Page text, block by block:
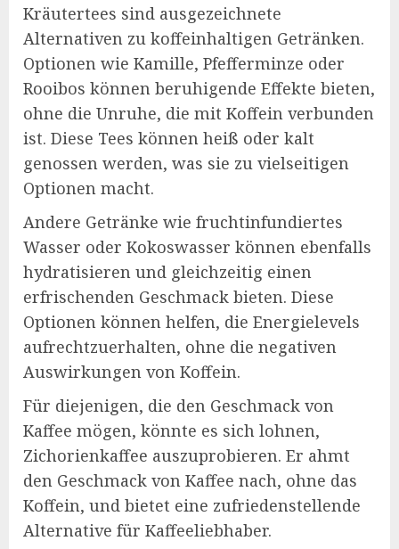
Kräutertees sind ausgezeichnete
Alternativen zu koffeinhaltigen Getränken.
Optionen wie Kamille, Pfefferminze oder
Rooibos können beruhigende Effekte bieten,
ohne die Unruhe, die mit Koffein verbunden
ist. Diese Tees können heiß oder kalt
genossen werden, was sie zu vielseitigen
Optionen macht.
Andere Getränke wie fruchtinfundiertes
Wasser oder Kokoswasser können ebenfalls
hydratisieren und gleichzeitig einen
erfrischenden Geschmack bieten. Diese
Optionen können helfen, die Energielevels
aufrechtzuerhalten, ohne die negativen
Auswirkungen von Koffein.
Für diejenigen, die den Geschmack von
Kaffee mögen, könnte es sich lohnen,
Zichorienkaffee auszuprobieren. Er ahmt
den Geschmack von Kaffee nach, ohne das
Koffein, und bietet eine zufriedenstellende
Alternative für Kaffeeliebhaber.